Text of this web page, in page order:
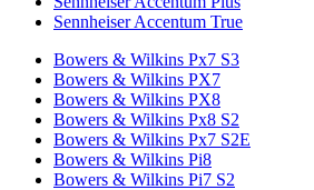
Sennheiser Accentum True
Bowers & Wilkins Px7 S3
Bowers & Wilkins PX7
Bowers & Wilkins PX8
Bowers & Wilkins Px8 S2
Bowers & Wilkins Px7 S2E
Bowers & Wilkins Pi8
Bowers & Wilkins Pi7 S2